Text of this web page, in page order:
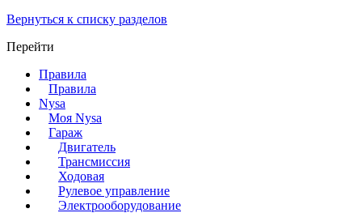
Вернуться к списку разделов
Перейти
Правила
Правила
Nysa
Моя Nysa
Гараж
Двигатель
Трансмиссия
Ходовая
Рулевое управление
Электрооборудование